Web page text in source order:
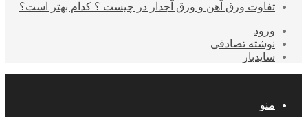
تفاوت ورق آهن و ورق آجدار در چیست ؟ کدام بهتر است؟
ورود
نوشته تصادفی
سایدبار
منو